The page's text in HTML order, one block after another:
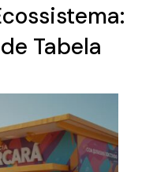
Tabela